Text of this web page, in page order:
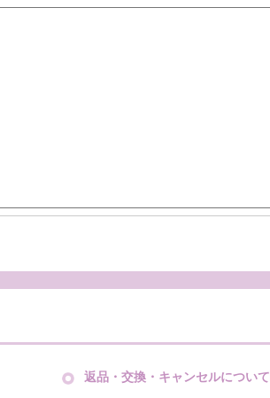
返品・交換・キャンセルについて